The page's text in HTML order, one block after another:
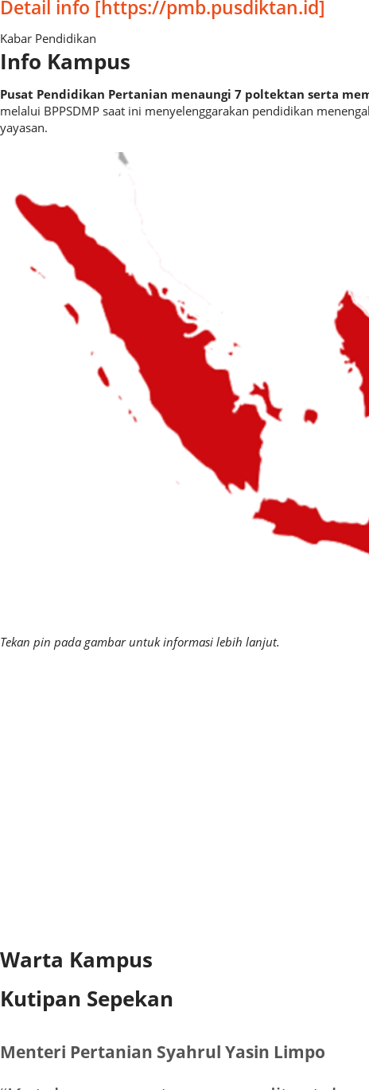
Detail info [https://pmb.pusdiktan.id]
Kabar Pendidikan
Info Kampus​
Pusat Pendidikan Pertanian menaungi 7 poltektan serta
melalui BPPSDMP saat ini menyelenggarakan pendidikan
yayasan.
Tekan pin pada gambar untuk informasi lebih lanjut.
Warta Kampus
Kutipan Sepekan
Menteri Pertanian Syahrul Yasin Limpo